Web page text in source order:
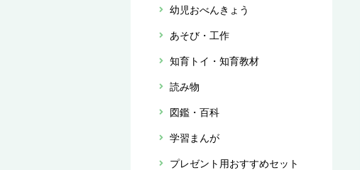
幼児おべんきょう
あそび・工作
知育トイ・知育教材
読み物
図鑑・百科
学習まんが
プレゼント用おすすめセット